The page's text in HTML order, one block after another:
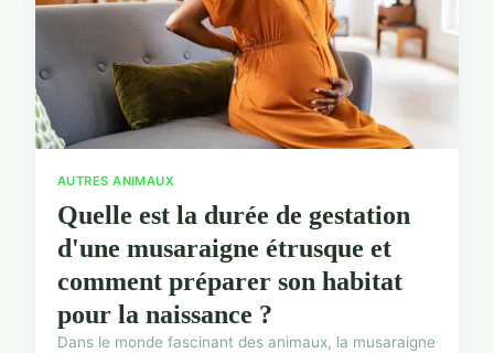
AUTRES ANIMAUX
Quelle est la durée de gestation
d'une musaraigne étrusque et
comment préparer son habitat
pour la naissance ?
Dans le monde fascinant des animaux, la musaraigne